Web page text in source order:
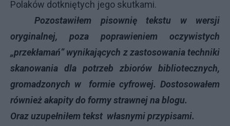
Polaków dotkniętych jego skutkami.
Pozostawiłem pisownię tekstu w wersji
oryginalnej, poza poprawieniem oczywistych
„przekłamań” wynikających z zastosowania techniki
skanowania dla potrzeb zbiorów bibliotecznych,
gromadzonych w formie cyfrowej. Dostosowałem
również akapity do formy strawnej na blogu.
Oraz uzupełniłem tekst własnymi przypisami.